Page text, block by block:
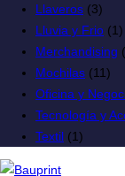
Llaveros (3)
Lluvia y Frio (1)
Merchandising
Mochilas (11)
Oficina y
Tecnología y
Textil (1)